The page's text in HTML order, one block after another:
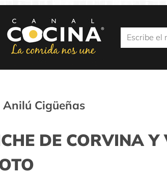
Anilú Cigüeñas
DE CORVINA